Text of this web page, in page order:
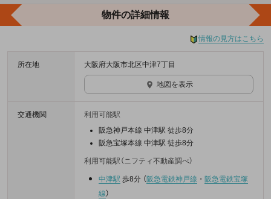
物件の詳細情報
情報の見方はこちら
所在地 大阪府大阪市北区中津7丁目
地図を表示
交通機関
利用可能駅
阪急神戸本線 中津駅 徒歩8分
阪急宝塚本線 中津駅 徒歩8分
利用可能駅（ニフティ不動産調べ）
中津駅 歩8分 （ 阪急電鉄神戸線 ・ 阪急電鉄宝塚
線）